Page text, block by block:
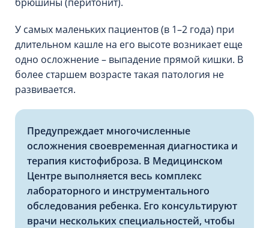
У самых маленьких пациентов (в 1–2 года) при
длительном кашле на его высоте возникает еще
одно осложнение – выпадение прямой кишки. В
более старшем возрасте такая патология не
развивается.
Предупреждает многочисленные
осложнения своевременная диагностика и
терапия кистофиброза. В Медицинском
Центре выполняется весь комплекс
лабораторного и инструментального
обследования ребенка. Его консультируют
врачи нескольких специальностей, чтобы